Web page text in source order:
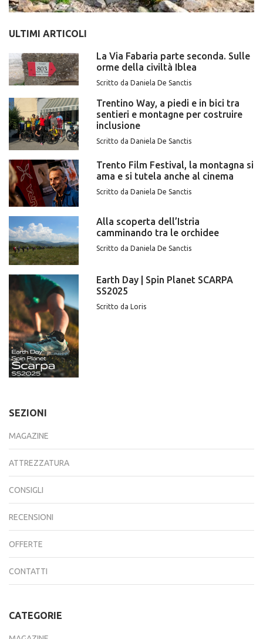
ULTIMI ARTICOLI
La Via Fabaria parte seconda. Sulle
orme della civiltà Iblea
Scritto da Daniela De Sanctis
Trentino Way, a piedi e in bici tra
sentieri e montagne per costruire
inclusione
Scritto da Daniela De Sanctis
Trento Film Festival, la montagna si
ama e si tutela anche al cinema
Scritto da Daniela De Sanctis
Alla scoperta dell’Istria
camminando tra le orchidee
Scritto da Daniela De Sanctis
Earth Day | Spin Planet SCARPA
SS2025
Scritto da Loris
SEZIONI
MAGAZINE
ATTREZZATURA
CONSIGLI
RECENSIONI
OFFERTE
CONTATTI
CATEGORIE